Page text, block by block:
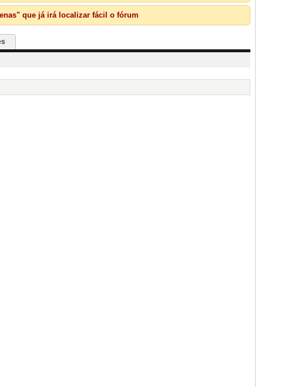
que já irá localizar fácil o fórum